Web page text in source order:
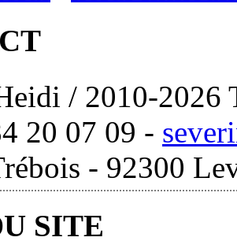
/ 2010-2026
20 07 09 -
- 92300
SITE